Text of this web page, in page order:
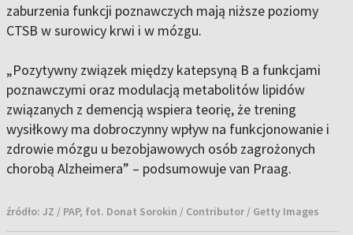
zaburzenia funkcji poznawczych mają niższe poziomy
CTSB w surowicy krwi i w mózgu.
„Pozytywny związek między katepsyną B a funkcjami
poznawczymi oraz modulacją metabolitów lipidów
związanych z demencją wspiera teorię, że trening
wysiłkowy ma dobroczynny wpływ na funkcjonowanie i
zdrowie mózgu u bezobjawowych osób zagrożonych
chorobą Alzheimera” – podsumowuje van Praag.
źródło: JZ / PAP, fot. Donat Sorokin / Contributor / Getty Images